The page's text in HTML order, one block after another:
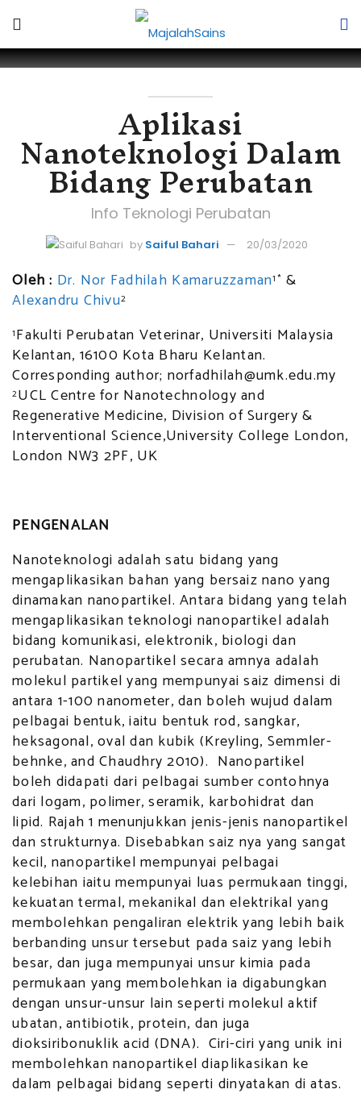
Aplikasi
Nanoteknologi Dalam
Bidang Perubatan
Info Teknologi Perubatan
by Saiful Bahari 20/03/2020
Oleh : Dr. Nor Fadhilah Kamaruzzaman1* &
Alexandru Chivu2
1Fakulti Perubatan Veterinar, Universiti Malaysia
Kelantan, 16100 Kota Bharu Kelantan.
Corresponding author; norfadhilah@umk.edu.my
2UCL Centre for Nanotechnology and
Regenerative Medicine, Division of Surgery &
Interventional Science,University College London,
London NW3 2PF, UK
PENGENALAN
Nanoteknologi adalah satu bidang yang
mengaplikasikan bahan yang bersaiz nano yang
dinamakan nanopartikel. Antara bidang yang telah
mengaplikasikan teknologi nanopartikel adalah
bidang komunikasi, elektronik, biologi dan
perubatan. Nanopartikel secara amnya adalah
molekul partikel yang mempunyai saiz dimensi di
antara 1-100 nanometer, dan boleh wujud dalam
pelbagai bentuk, iaitu bentuk rod, sangkar,
heksagonal, oval dan kubik (Kreyling, Semmler-
behnke, and Chaudhry 2010). Nanopartikel
boleh didapati dari pelbagai sumber contohnya
dari logam, polimer, seramik, karbohidrat dan
lipid. Rajah 1 menunjukkan jenis-jenis nanopartikel
dan strukturnya. Disebabkan saiz nya yang sangat
kecil, nanopartikel mempunyai pelbagai
kelebihan iaitu mempunyai luas permukaan tinggi,
kekuatan termal, mekanikal dan elektrikal yang
membolehkan pengaliran elektrik yang lebih baik
berbanding unsur tersebut pada saiz yang lebih
besar, dan juga mempunyai unsur kimia pada
permukaan yang membolehkan ia digabungkan
dengan unsur-unsur lain seperti molekul aktif
ubatan, antibiotik, protein, dan juga
dioksiribonuklik acid (DNA). Ciri-ciri yang unik ini
membolehkan nanopartikel diaplikasikan ke
dalam pelbagai bidang seperti dinyatakan di atas.